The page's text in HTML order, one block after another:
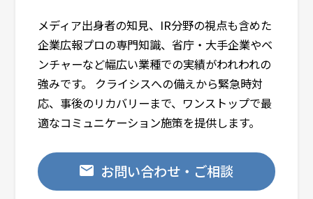
〒102-8025 東京都千代田区紀尾井町3-23
株式会社オズマピーアール
計画管理室
個人情報の安全管理措置について
取得した個人情報については、紛失、破
壊、改ざん、漏洩の予防並びに是正、その
を行います。
個人情報保護方針
メディア出身者の知見、IR分野の視点も含めた
企業広報プロの専門知識、省庁・大手企業やベ
ンチャーなど幅広い業種での実績がわれわれの
強みです。 クライシスへの備えから緊急時対
応、事後のリカバリーまで、ワンストップで最
適なコミュニケーション施策を提供します。
お問い合わせ・ご相談